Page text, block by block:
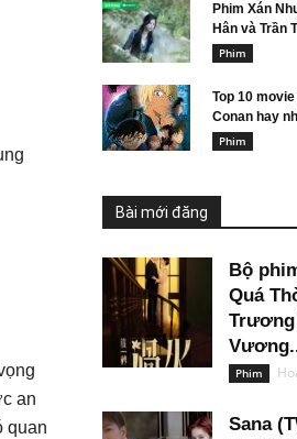
an
quan
Phim Xán
Hân và Trần
Phim
Top 10
Conan hay
Phim
Bài mới đăng
Bộ
Quá
Trương
Phim
Sana